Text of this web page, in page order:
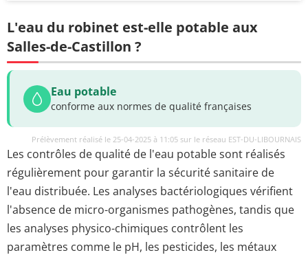
L'eau du robinet est-elle potable aux
Salles-de-Castillon ?
Eau potable
conforme aux normes de qualité françaises
Prélèvement réalisé le 25-04-2025 à 11:05 sur le réseau EST-DU-LIBOURNAIS
Les contrôles de qualité de l'eau potable sont réalisés
régulièrement pour garantir la sécurité sanitaire de
l'eau distribuée. Les analyses bactériologiques vérifient
l'absence de micro-organismes pathogènes, tandis que
les analyses physico-chimiques contrôlent les
paramètres comme le pH, les pesticides, les métaux